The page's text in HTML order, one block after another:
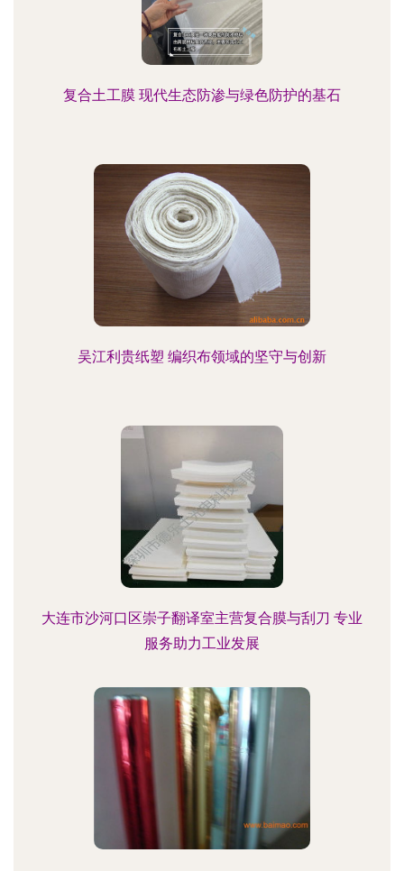
复合土工膜 现代生态防渗与绿色防护的基石
吴江利贵纸塑 编织布领域的坚守与创新
大连市沙河口区崇子翻译室主营复合膜与刮刀 专业
服务助力工业发展